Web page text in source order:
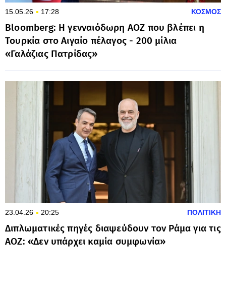
15.05.26 17:28 ΚΟΣΜΟΣ
Bloomberg: Η γενναιόδωρη ΑΟΖ που βλέπει η
Τουρκία στο Αιγαίο πέλαγος - 200 μίλια
«Γαλάζιας Πατρίδας»
23.04.26 20:25 ΠΟΛΙΤΙΚΗ
Διπλωματικές πηγές διαψεύδουν τον Ράμα για τις
ΑΟΖ: «Δεν υπάρχει καμία συμφωνία»